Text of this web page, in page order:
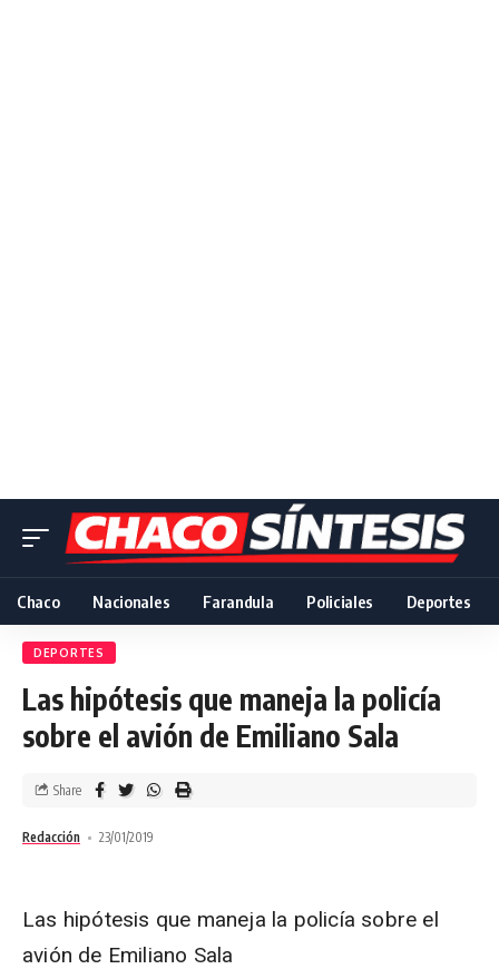
Chaco Nacionales Farandula Policiales Deportes
DEPORTES
Las hipótesis que maneja la policía
sobre el avión de Emiliano Sala
Redacción 23/01/2019
Share
Las hipótesis que maneja la policía sobre el
avión de Emiliano Sala